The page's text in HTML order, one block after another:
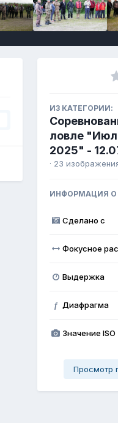
ИЗ КАТЕГОРИИ:
ловле
2025" -
· 23
ИНФОРМАЦИЯ О
Сделано с
Фокусное
Выдержка
f Диафрагма
Значение ISO
Просмотр